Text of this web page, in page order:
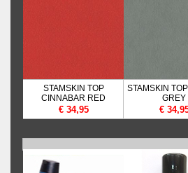
STAMSKIN TOP
CINNABAR RED
€ 34,95
STAMSKIN
GREY
€